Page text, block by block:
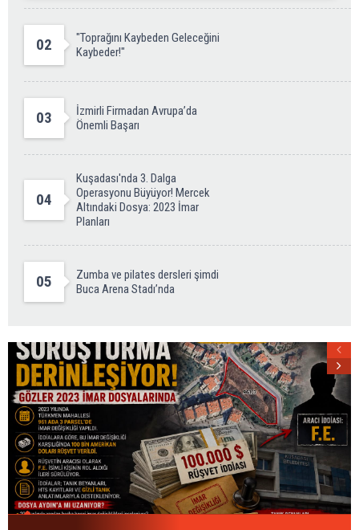
02
"Toprağını Kaybeden Geleceğini
Kaybeder!"
03
İzmirli Firmadan Avrupa’da
Önemli Başarı
04
Kuşadası'nda 3. Dalga
Operasyonu Büyüyor! Mercek
Altındaki Dosya: 2023 İmar
Planları
05
Zumba ve pilates dersleri şimdi
Buca Arena Stadı’nda